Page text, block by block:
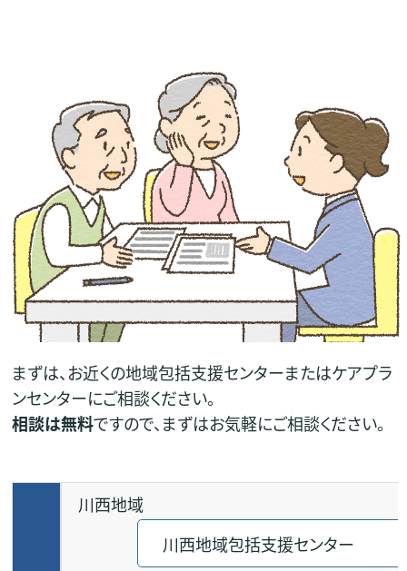
まずは、お近くの地域包括支援センターまたはケアプラ
ンセンターにご相談ください。
相談は無料ですので、まずはお気軽にご相談ください。
川西地域
川西地域包括支援センター